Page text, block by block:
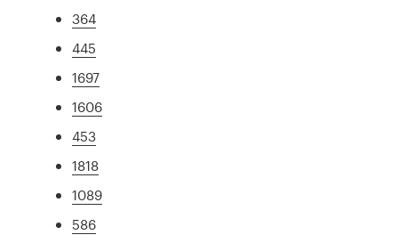
364
445
1697
1606
453
1818
1089
586